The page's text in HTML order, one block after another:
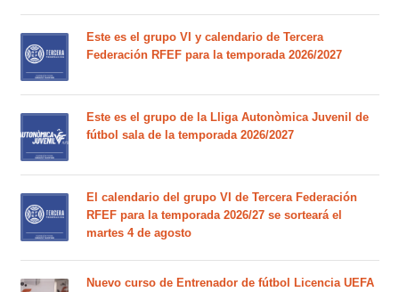
Este es el grupo VI y calendario de Tercera
Federación RFEF para la temporada 2026/2027
Este es el grupo de la Lliga Autonòmica Juvenil de
fútbol sala de la temporada 2026/2027
El calendario del grupo VI de Tercera Federación
RFEF para la temporada 2026/27 se sorteará el
martes 4 de agosto
Nuevo curso de Entrenador de fútbol Licencia UEFA